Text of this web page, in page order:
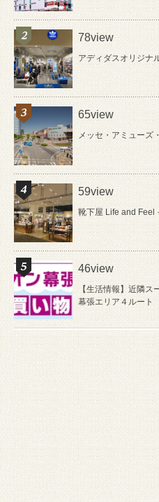
78view
アディダスオリジナ
65view
メッセ・アミューズ
59view
靴下屋 Life and Feel
46view
【生活情報】近隣
幕張エリア４ルート